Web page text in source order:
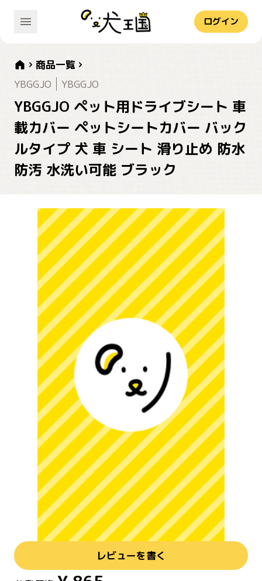
ログイン
商品一覧
YBGGJO
YBGGJO
YBGGJO ペット用ドライブシート 車
載カバー ペットシートカバー バック
ルタイプ 犬 車 シート 滑り止め 防水
防汚 水洗い可能 ブラック
レビューを書く